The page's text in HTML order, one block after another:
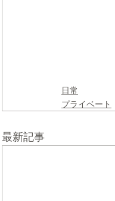
日常
プライベート
最新記事